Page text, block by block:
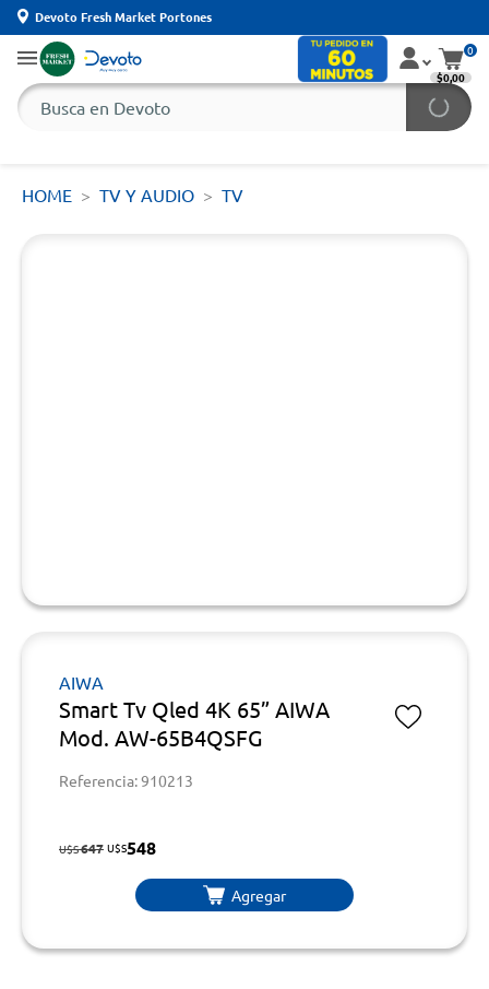
Devoto Fresh Market Portones
0
$0,00
HOME TV Y AUDIO TV
AIWA
Smart Tv Qled 4K 65” AIWA
Mod. AW-65B4QSFG
Referencia: 910213
U$S647 U$S548
Agregar